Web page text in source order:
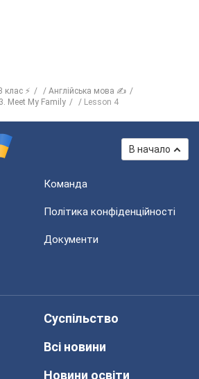
клас ⚡
Англійська мова ✍
Meet My Family Lesson 4
В начало
Команда
Політика конфіденційності
Документи
Суспільство
Всі новини
Новини освіти